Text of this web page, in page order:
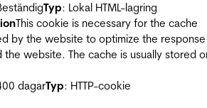
Typ: Lokal HTML-lagring
This cookie is necessary for the cache
by the website to optimize the
website. The cache is usually stored
dagarTyp: HTTP-cookie